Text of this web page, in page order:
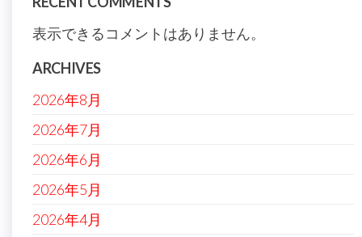
表示できるコメントはありません。
ARCHIVES
2026年8月
2026年7月
2026年6月
2026年5月
2026年4月